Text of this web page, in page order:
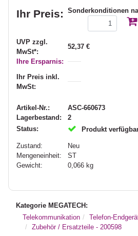
Ihr Preis: Sonderkonditionen
UVP zzgl.
MwSt*:
52,37 €
Ihre Ersparnis:
Ihr Preis inkl.
MwSt:
Artikel-Nr.:
ASC-660673
Lagerbestand:
2
Status:
Produkt
Zustand:
Neu
Mengeneinheit:
ST
Gewicht:
0,066 kg
Kategorie MEGATECH:
Telekommunikation
Telefon-
Zubehör / Ersatzteile - 200598